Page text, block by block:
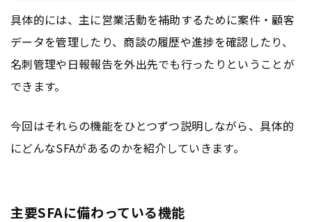
具体的には、主に営業活動を補助するために案件・顧客
データを管理したり、商談の履歴や進捗を確認したり、
名刺管理や日報報告を外出先でも行ったりということが
できます。
今回はそれらの機能をひとつずつ説明しながら、具体的
にどんなSFAがあるのかを紹介していきます。
主要SFAに備わっている機能